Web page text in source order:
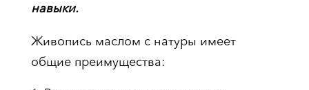
навыки.
Живопись маслом с натуры имеет
общие преимущества: